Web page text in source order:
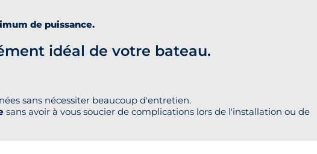
de puissance.
idéal de votre bateau.
sans nécessiter beaucoup d'entretien.
sans avoir à vous soucier de complications lors de l'installation ou de